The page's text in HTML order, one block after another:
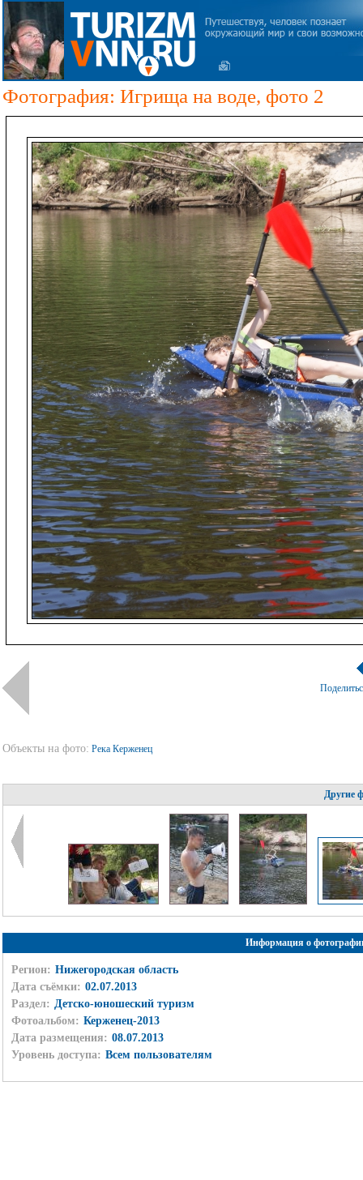
Фотография: Игрища на воде, фото 2
Объекты на фото: Река Керженец
Другие
Информация о
Регион: Нижегородская область
Дата съёмки: 02.07.2013
Раздел: Детско-юношеский туризм
Фотоальбом: Керженец-2013
Дата размещения: 08.07.2013
Уровень доступа: Всем пользователям